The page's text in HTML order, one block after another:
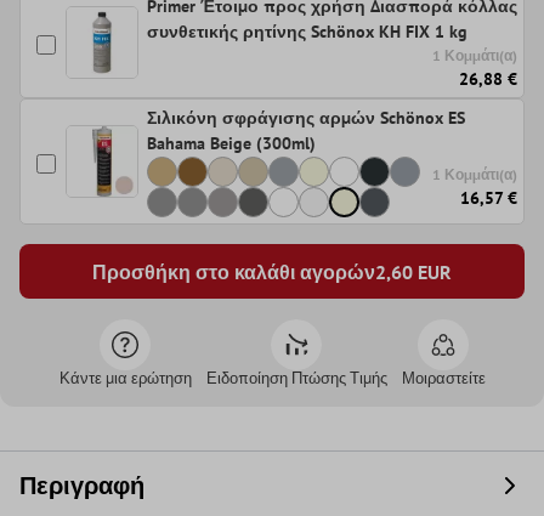
Primer Έτοιμο προς χρήση Διασπορά κόλλας
συνθετικής ρητίνης Schönox KH FIX 1 kg
1 Κομμάτι(α)
26,88 €
Σιλικόνη σφράγισης αρμών Schönox ES
Bahama Beige (300ml)
1 Κομμάτι(α)
16,57 €
Προσθήκη στο καλάθι αγορών2,60 EUR
Κάντε μια ερώτηση Ειδοποίηση Πτώσης Τιμής Μοιραστείτε
Περιγραφή